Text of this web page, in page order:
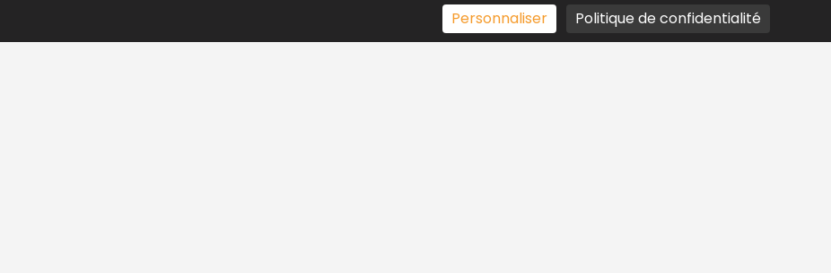
Personnaliser
Politique de confidentialité